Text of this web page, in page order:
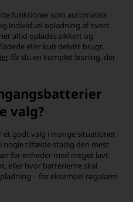
funktioner som automatisk
individuel opladning af hvert
altid oplades sikkert og
eller kun delvist brugt.
, får du en komplet løsning, der
valg?
godt valg i mange situationer,
i nogle tilfælde stadig den mest
for enheder med meget lavt
eller hvor batterierne skal
– for eksempel røgalarm